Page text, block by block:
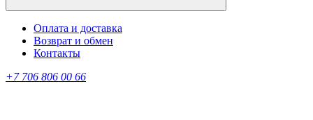
Оплата и доставка
Возврат и обмен
Контакты
+7 706 806 00 66